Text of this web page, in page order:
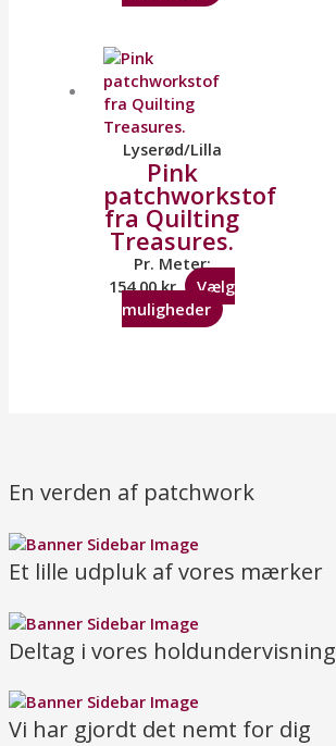
Lyserød/Lilla
Pink
patchworkstof
fra Quilting
Treasures.
Pr. Meter:
154,00kr.
Vælg
muligheder
En verden af patchwork
Et lille udpluk af vores mærker
Deltag i vores holdundervisning
Vi har gjordt det nemt for dig